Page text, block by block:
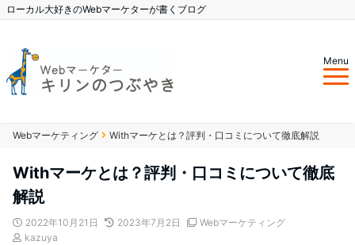
ローカル大好きのWebマーケターが書くブログ
Menu
Webマーケティング Withマーケとは？評判・口コミについて徹底解説
Withマーケとは？評判・口コミについて徹底
解説
2022年10月21日 2023年7月2日
Webマーケティング
kazuya